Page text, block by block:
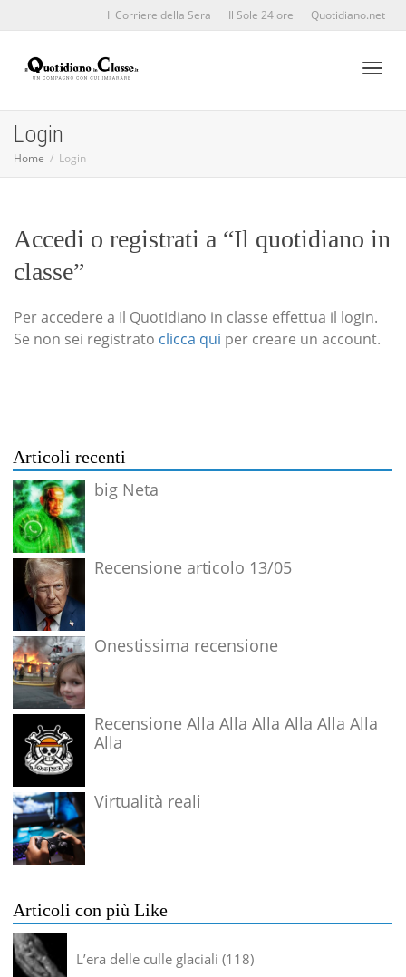
Il Corriere della Sera Il Sole 24 ore Quotidiano.net
Login
Home Login
Accedi o registrati a “Il quotidiano in
classe”
Per accedere a Il Quotidiano in classe effettua il login.
Se non sei registrato clicca qui per creare un account.
Articoli recenti
big Neta
Recensione articolo 13/05
Onestissima recensione
Recensione Alla Alla Alla Alla Alla Alla
Alla
Virtualità reali
Articoli con più Like
L’era delle culle glaciali 118